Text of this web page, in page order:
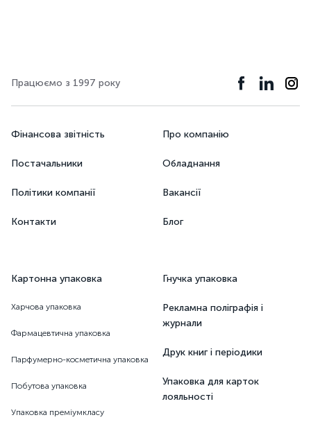
Працюємо з 1997 року
Фінансова звітність
Постачальники
Політики компанії
Контакти
Про компанію
Обладнання
Вакансії
Блог
Картонна упаковка
Харчова упаковка
Фармацевтична упаковка
Парфумерно-косметична упаковка
Побутова упаковка
Упаковка преміумкласу
Гнучка упаковка
Рекламна поліграфія і
журнали
Друк книг і періодики
Упаковка для карток
лояльності